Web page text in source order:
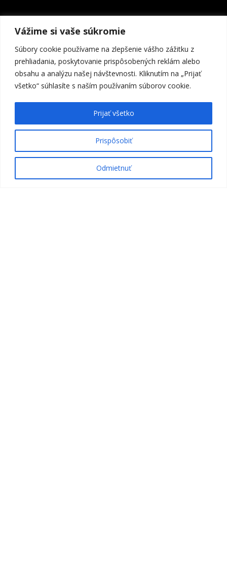
Vážime si vaše súkromie
Súbory cookie používame na zlepšenie vášho zážitku z
prehliadania, poskytovanie prispôsobených reklám alebo
obsahu a analýzu našej návštevnosti. Kliknutím na „Prijať
všetko“ súhlasíte s naším používaním súborov cookie.
Prispôsobiť
Odmietnuť
Prijať všetko